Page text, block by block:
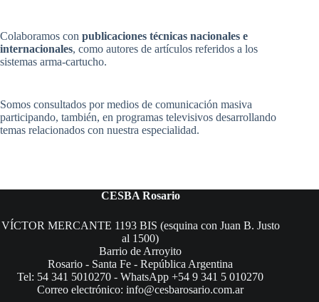
Colaboramos con publicaciones técnicas nacionales e
internacionales, como autores de artículos referidos a los
sistemas arma-cartucho.
Somos consultados por medios de comunicación masiva
participando, también, en programas televisivos desarrollando
temas relacionados con nuestra especialidad.
CESBA Rosario
VÍCTOR MERCANTE 1193 BIS (esquina con Juan B. Justo
al 1500)
Barrio de Arroyito
Rosario - Santa Fe - República Argentina
Tel: 54 341 5010270 - WhatsApp +54 9 341 5 010270
Correo electrónico: info@cesbarosario.com.ar